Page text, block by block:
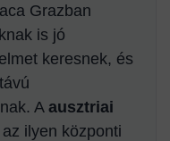
Grazban
is jó
keresnek, és
A ausztriai
ilyen központi